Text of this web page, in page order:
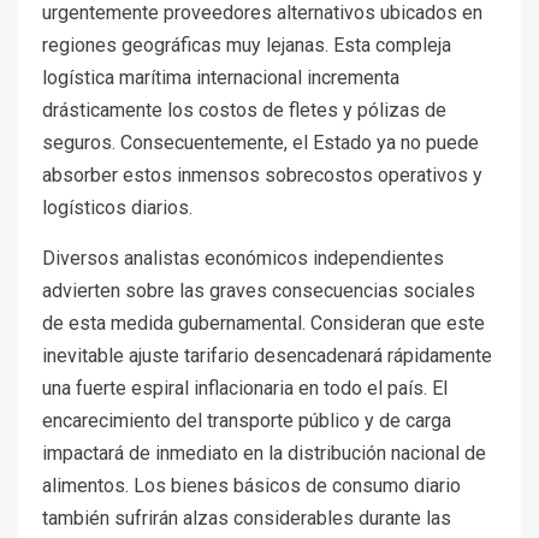
urgentemente proveedores alternativos ubicados en
regiones geográficas muy lejanas. Esta compleja
logística marítima internacional incrementa
drásticamente los costos de fletes y pólizas de
seguros. Consecuentemente, el Estado ya no puede
absorber estos inmensos sobrecostos operativos y
logísticos diarios.
Diversos analistas económicos independientes
advierten sobre las graves consecuencias sociales
de esta medida gubernamental. Consideran que este
inevitable ajuste tarifario desencadenará rápidamente
una fuerte espiral inflacionaria en todo el país. El
encarecimiento del transporte público y de carga
impactará de inmediato en la distribución nacional de
alimentos. Los bienes básicos de consumo diario
también sufrirán alzas considerables durante las